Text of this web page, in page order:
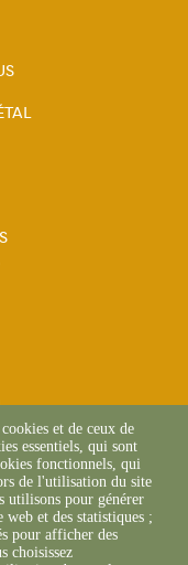
et de ceux de
essentiels, qui sont
fonctionnels, qui
de l'utilisation du site
utilisons pour générer
web et des statistiques ;
pour afficher des
choisissez